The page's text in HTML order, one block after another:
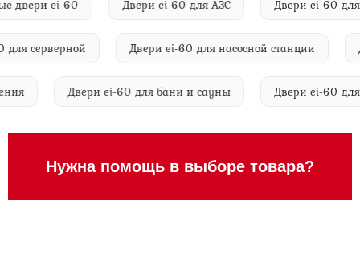
двери ei-60 Двери ei-60 для АЗС Двери ei-60
серверной Двери ei-60 для насосной станции
Двери ei-60 для бани и сауны Двери ei-60
Нужна помощь в выборе товара?